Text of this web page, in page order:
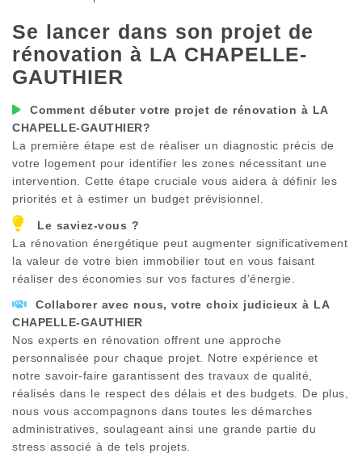
Se lancer dans son projet de
rénovation à LA CHAPELLE-
GAUTHIER
Comment débuter votre projet de rénovation à LA
CHAPELLE-GAUTHIER?
La première étape est de réaliser un diagnostic précis de
votre logement pour identifier les zones nécessitant une
intervention. Cette étape cruciale vous aidera à définir les
priorités et à estimer un budget prévisionnel.
Le saviez-vous ?
La rénovation énergétique peut augmenter significativement
la valeur de votre bien immobilier tout en vous faisant
réaliser des économies sur vos factures d’énergie.
Collaborer avec nous, votre choix judicieux à LA
CHAPELLE-GAUTHIER
Nos experts en rénovation offrent une approche
personnalisée pour chaque projet. Notre expérience et
notre savoir-faire garantissent des travaux de qualité,
réalisés dans le respect des délais et des budgets. De plus,
nous vous accompagnons dans toutes les démarches
administratives, soulageant ainsi une grande partie du
stress associé à de tels projets.